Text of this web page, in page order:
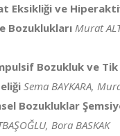
Eksikliği ve
Bozuklukları Murat
Bozukluk ve Tik
Sema BAYKARA,
Bozukluklar
Bora BASKAK